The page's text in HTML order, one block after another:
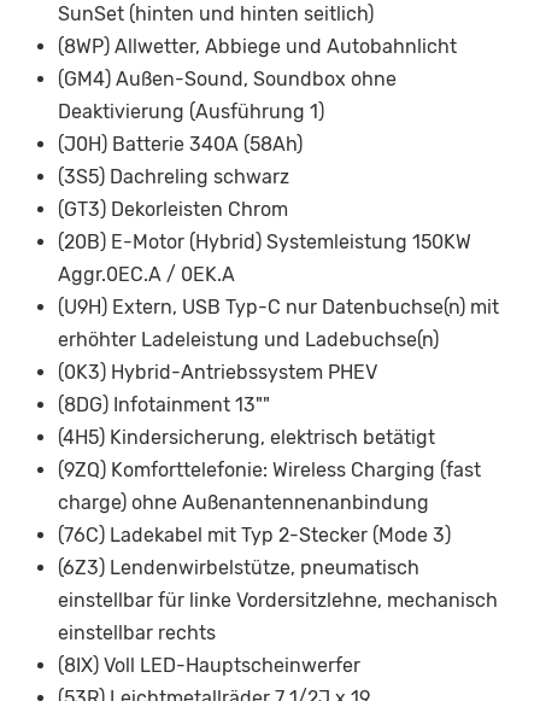
SunSet (hinten und hinten seitlich)
(8WP) Allwetter, Abbiege und Autobahnlicht
(GM4) Außen-Sound, Soundbox ohne
Deaktivierung (Ausführung 1)
(J0H) Batterie 340A (58Ah)
(3S5) Dachreling schwarz
(GT3) Dekorleisten Chrom
(20B) E-Motor (Hybrid) Systemleistung 150KW
Aggr.0EC.A / 0EK.A
(U9H) Extern, USB Typ-C nur Datenbuchse(n) mit
erhöhter Ladeleistung und Ladebuchse(n)
(0K3) Hybrid-Antriebssystem PHEV
(8DG) Infotainment 13""
(4H5) Kindersicherung, elektrisch betätigt
(9ZQ) Komforttelefonie: Wireless Charging (fast
charge) ohne Außenantennenanbindung
(76C) Ladekabel mit Typ 2-Stecker (Mode 3)
(6Z3) Lendenwirbelstütze, pneumatisch
einstellbar für linke Vordersitzlehne, mechanisch
einstellbar rechts
(8IX) Voll LED-Hauptscheinwerfer